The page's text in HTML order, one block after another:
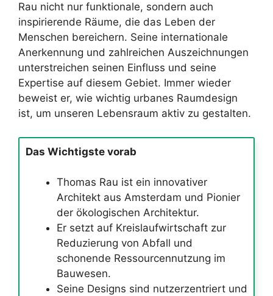
Rau nicht nur funktionale, sondern auch
inspirierende Räume, die das Leben der
Menschen bereichern. Seine internationale
Anerkennung und zahlreichen Auszeichnungen
unterstreichen seinen Einfluss und seine
Expertise auf diesem Gebiet. Immer wieder
beweist er, wie wichtig urbanes Raumdesign
ist, um unseren Lebensraum aktiv zu gestalten.
Das Wichtigste vorab
Thomas Rau ist ein innovativer
Architekt aus Amsterdam und Pionier
der ökologischen Architektur.
Er setzt auf Kreislaufwirtschaft zur
Reduzierung von Abfall und
schonende Ressourcennutzung im
Bauwesen.
Seine Designs sind nutzerzentriert und